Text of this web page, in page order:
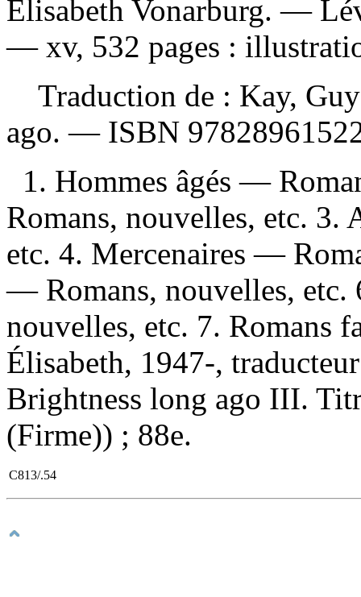
Élisabeth Vonarburg. —
— xv, 532 pages :
Traduction de : Kay,
ago. — ISBN
1. Hommes âgés —
Romans, nouvelles, etc. 3.
etc. 4. Mercenaires —
— Romans, nouvelles,
nouvelles, etc. 7. Romans
Élisabeth, 1947-,
Brightness long ago III.
(Firme)) ; 88e.
C813/.54